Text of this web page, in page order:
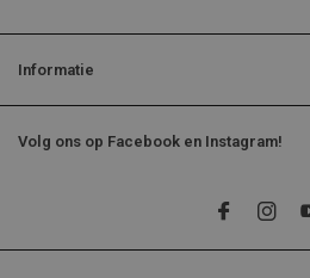
Informatie
Volg ons op Facebook en Instagram!